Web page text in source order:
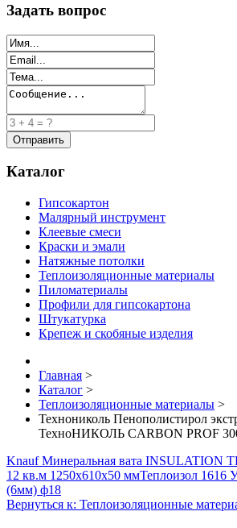
Задать вопрос
Каталог
Гипсокартон
Малярный инструмент
Клеевые смеси
Краски и эмали
Натяжные потолки
Теплоизоляционные материалы
Пиломатериалы
Профили для гипсокартона
Штукатурка
Крепеж и скобяные изделия
Главная >
Каталог >
Теплоизоляционные материалы >
Технониколь Пенополистирол
ТехноНИКОЛЬ CARBON PROF
Knauf Минеральная вата INSULATION
12 кв.м 1250x610x50 ммТеплоизол 1616
(6мм) ф18
Вернуться к: Теплоизоляционные